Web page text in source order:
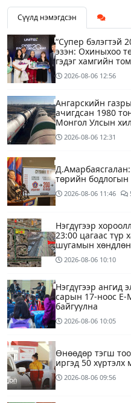
Сүүлд нэмэгдсэн
“Супер бэлэгтэй
эзэн: Охиныхоо
гэдэг хамгийн
2026-08-06 12:56
Ангарскийн
ачигдсан 1980
Монгол Улсын
2026-08-06 12:31
төрийн бодлогын
2026-08-06 11:46
Нэгдүгээр
23:00 цагаас түр
шугамын хөндлөн
2026-08-06 10:10
Нэгдүгээр ангид
сарын 17-ноос E-
байгуулна
2026-08-06 10:05
Өнөөдөр тэгш
иргэд 50
2026-08-06 09:56